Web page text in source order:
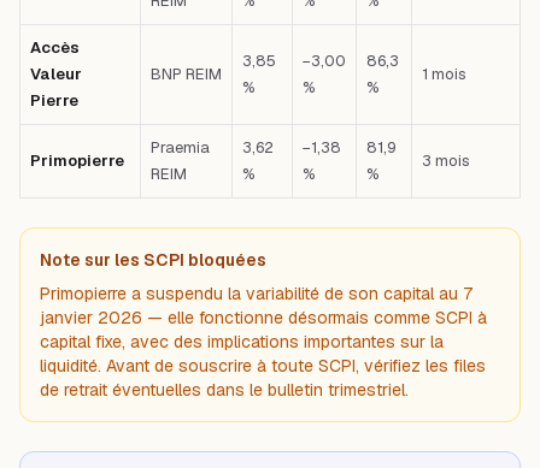
Accès
Valeur
Pierre
BNP REIM
3,85
%
−3,00
%
86,3
%
1 mois
Primopierre
Praemia
REIM
3,62
%
−1,38
%
81,9
%
3 mois
Note sur les SCPI bloquées
Primopierre a suspendu la variabilité de son capital au 7
janvier 2026 — elle fonctionne désormais comme SCPI à
capital fixe, avec des implications importantes sur la
liquidité. Avant de souscrire à toute SCPI, vérifiez les files
de retrait éventuelles dans le bulletin trimestriel.